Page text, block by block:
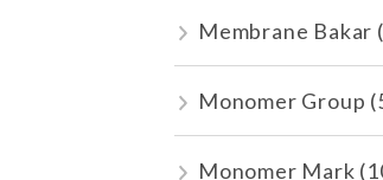
Membrane Bakar
Monomer Group
Monomer Mark